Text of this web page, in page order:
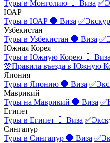
Туры в Монголию 🛑 Виза
ЮАР
Туры в ЮАР 🛑 Виза
Узбекистан
Туры в Узбекистан 🛑 Виза
Южная Корея
Туры в Южную Корею 🛑 Виза
🌸Правила въезда в Южную
Япония
Туры в Японию 🛑 Виза
Маврикий
Туры на Маврикий 🛑 Виза
Египет
Туры в Египет 🛑 Виза
Сингапур
Туры в Сингапур 🛑 Виза